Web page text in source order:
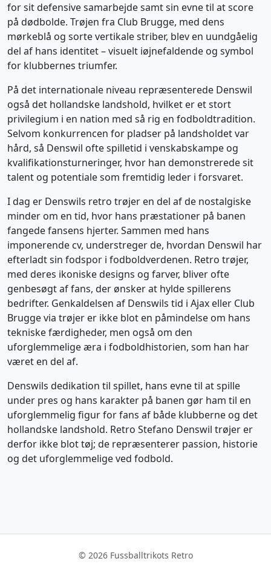
for sit defensive samarbejde samt sin evne til at score
på dødbolde. Trøjen fra Club Brugge, med dens
mørkeblå og sorte vertikale striber, blev en uundgåelig
del af hans identitet – visuelt iøjnefaldende og symbol
for klubbernes triumfer.
På det internationale niveau repræsenterede Denswil
også det hollandske landshold, hvilket er et stort
privilegium i en nation med så rig en fodboldtradition.
Selvom konkurrencen for pladser på landsholdet var
hård, så Denswil ofte spilletid i venskabskampe og
kvalifikationsturneringer, hvor han demonstrerede sit
talent og potentiale som fremtidig leder i forsvaret.
I dag er Denswils retro trøjer en del af de nostalgiske
minder om en tid, hvor hans præstationer på banen
fangede fansens hjerter. Sammen med hans
imponerende cv, understreger de, hvordan Denswil har
efterladt sin fodspor i fodboldverdenen. Retro trøjer,
med deres ikoniske designs og farver, bliver ofte
genbesøgt af fans, der ønsker at hylde spillerens
bedrifter. Genkaldelsen af Denswils tid i Ajax eller Club
Brugge via trøjer er ikke blot en påmindelse om hans
tekniske færdigheder, men også om den
uforglemmelige æra i fodboldhistorien, som han har
været en del af.
Denswils dedikation til spillet, hans evne til at spille
under pres og hans karakter på banen gør ham til en
uforglemmelig figur for fans af både klubberne og det
hollandske landshold. Retro Stefano Denswil trøjer er
derfor ikke blot tøj; de repræsenterer passion, historie
og det uforglemmelige ved fodbold.
© 2026 Fussballtrikots Retro